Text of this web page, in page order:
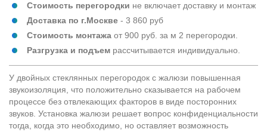
Стоимость перегородки не включает доставку и монтаж
Доставка по г.Москве - 3 860 руб
Стоимость монтажа от 900 руб. за м 2 перегородки.
Разгрузка и подъем рассчитывается индивидуально.
У двойных стеклянных перегородок с жалюзи повышенная
звукоизоляция, что положительно сказывается на рабочем
процессе без отвлекающих факторов в виде посторонних
звуков. Установка жалюзи решает вопрос конфиденциальности
тогда, когда это необходимо, но оставляет возможность